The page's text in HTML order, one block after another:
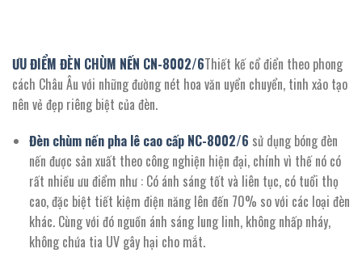
ƯU ĐIỂM ĐÈN CHÙM NẾN CN-8002/6Thiết kế cổ điển theo phong
cách Châu Âu với những đường nét hoa văn uyển chuyển, tinh xảo tạo
nên vẻ đẹp riêng biệt của đèn.
Đèn chùm nến pha lê cao cấp NC-8002/6 sử dụng bóng đèn
nến được sản xuất theo công nghiện hiện đại, chính vì thế nó có
rất nhiều ưu điểm như : Có ánh sáng tốt và liên tục, có tuổi thọ
cao, đặc biệt tiết kiệm điện năng lên đến 70% so với các loại đèn
khác. Cùng với đó nguồn ánh sáng lung linh, không nhấp nháy,
không chứa tia UV gây hại cho mắt.